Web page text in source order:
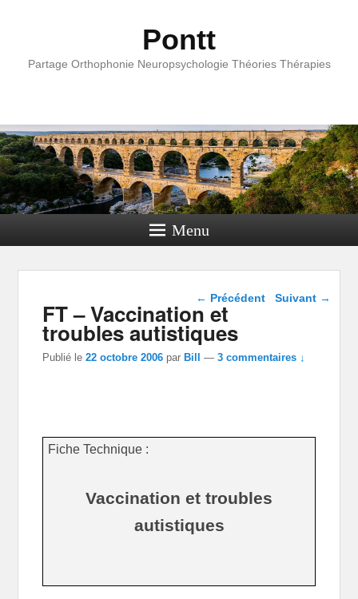
Pontt
Partage Orthophonie Neuropsychologie Théories Thérapies
Menu
Navigation dans les
← Précédent Suivant →
FT – Vaccination et
troubles autistiques
Publié le22 octobre 2006 par Bill —3 commentaires ↓
Fiche Technique :
Vaccination et troubles
autistiques